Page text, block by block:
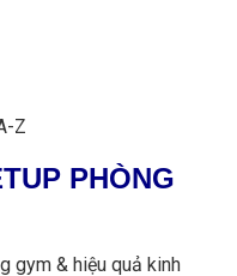
Z
PHÒNG
gym & hiệu quả kinh